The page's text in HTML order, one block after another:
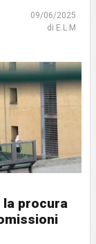
09/06/2025
di E.L.M
la procura